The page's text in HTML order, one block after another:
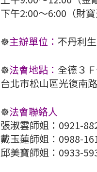
下午2:00～6:00（財
☸️主辦單位： 不丹利
☸️法會地點： 全德３
台北市松山區光復南
☸️法會聯絡人
張淑雲師姐：0921-
戴玉蓮師姐：0988-
邱美寶師姐：0933-